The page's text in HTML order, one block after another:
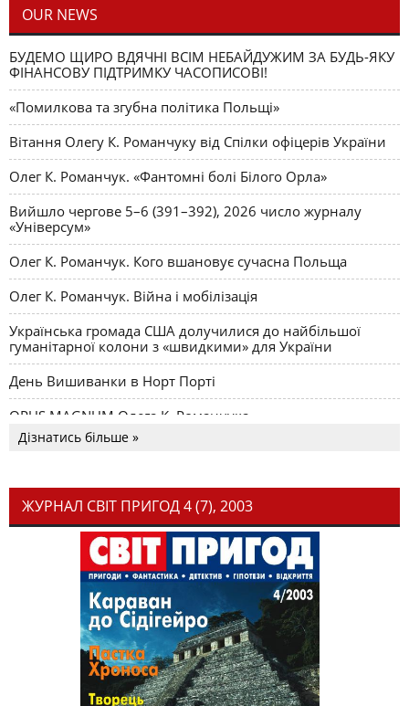
OUR NEWS
БУДЕМО ЩИРО ВДЯЧНІ ВСІМ НЕБАЙДУЖИМ ЗА БУДЬ-ЯКУ
ФІНАНСОВУ ПІДТРИМКУ ЧАСОПИСОВІ!
«Помилкова та згубна політика Польщі»
Вітання Олегу К. Романчуку від Спілки офіцерів України
Олег К. Романчук. «Фантомні болі Білого Орла»
Вийшло чергове 5–6 (391–392), 2026 число журналу
«Універсум»
Олег К. Романчук. Кого вшановує сучасна Польща
Олег К. Романчук. Війна і мобілізація
Українська громада США долучилися до найбільшої
гуманітарної колони з «швидкими» для України
День Вишиванки в Норт Порті
OPUS MAGNUM Олега К. Романчука
Дізнатись більше »
ЖУРНАЛ СВІТ ПРИГОД 4 (7), 2003